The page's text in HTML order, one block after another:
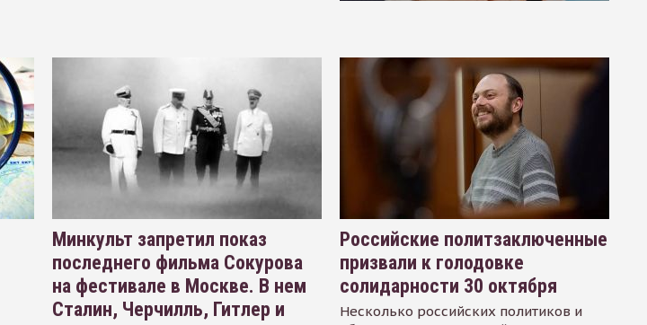
Минкульт запретил показ
последнего фильма Сокурова
на фестивале в Москве. В нем
Сталин, Черчилль, Гитлер и
Российские политзаключенные
призвали к голодовке
солидарности 30 октября
Несколько российских политиков и